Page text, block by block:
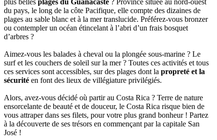
du pays, le long de la côte Pacifique, elle compte des dizaines de
plages au sable blanc et à la mer translucide. Préférez-vous bronzer
ou contempler un océan étincelant à l’abri d’un frais bosquet
d’arbres ?
Aimez-vous les balades à cheval ou la plongée sous-marine ? Le
surf et les couchers de soleil sur la mer ? Toutes ces activités et tous
ces services sont accessibles, sur des plages dont la propreté et la
sécurité en font des lieux de villégiature privilégiés.
Alors, avez-vous décidé où partir au Costa Rica ? Terre de nature
ensorcelante de beauté et de douceur, le Costa Rica risque bien de
vous attraper dans ses filets, pour votre plus grand bonheur ! Partez
à la découverte de ses trésors en commençant par la capitale San
José !